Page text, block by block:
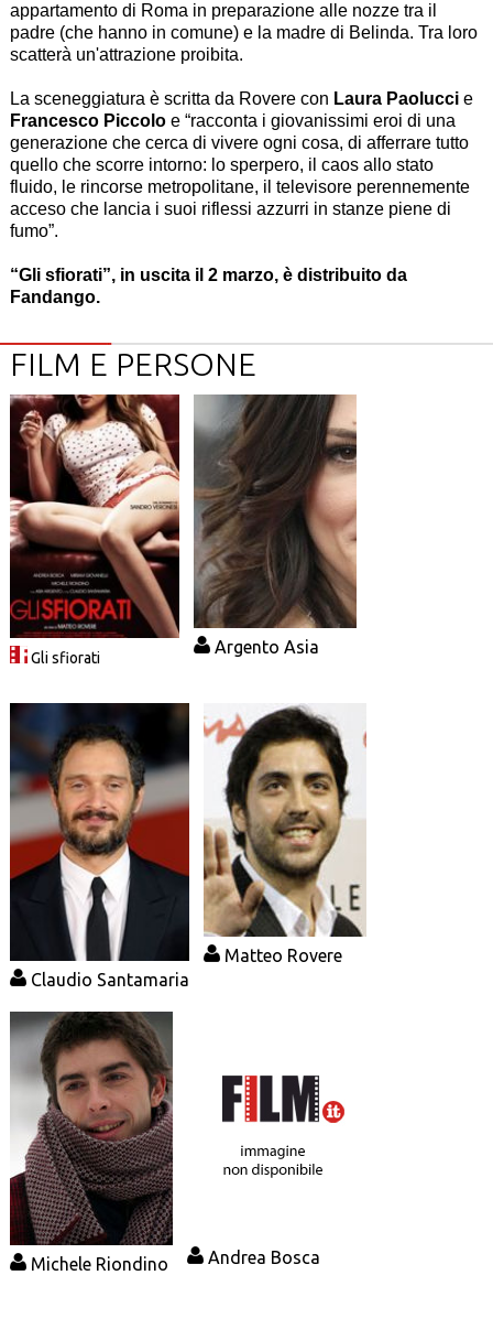
appartamento di Roma in preparazione alle nozze tra il
padre (che hanno in comune) e la madre di Belinda. Tra loro
scatterà un'attrazione proibita.
La sceneggiatura è scritta da Rovere con Laura Paoluccie
Francesco Piccoloe “racconta i giovanissimi eroi di una
generazione che cerca di vivere ogni cosa, di afferrare tutto
quello che scorre intorno: lo sperpero, il caos allo stato
fluido, le rincorse metropolitane, il televisore perennemente
acceso che lancia i suoi riflessi azzurri in stanze piene di
fumo”.
“Gli sfiorati”, in uscita il 2 marzo, è distribuito da
Fandango.
FILM E PERSONE
Gli sfiorati
Argento Asia
Claudio Santamaria
Matteo Rovere
Michele Riondino Andrea Bosca